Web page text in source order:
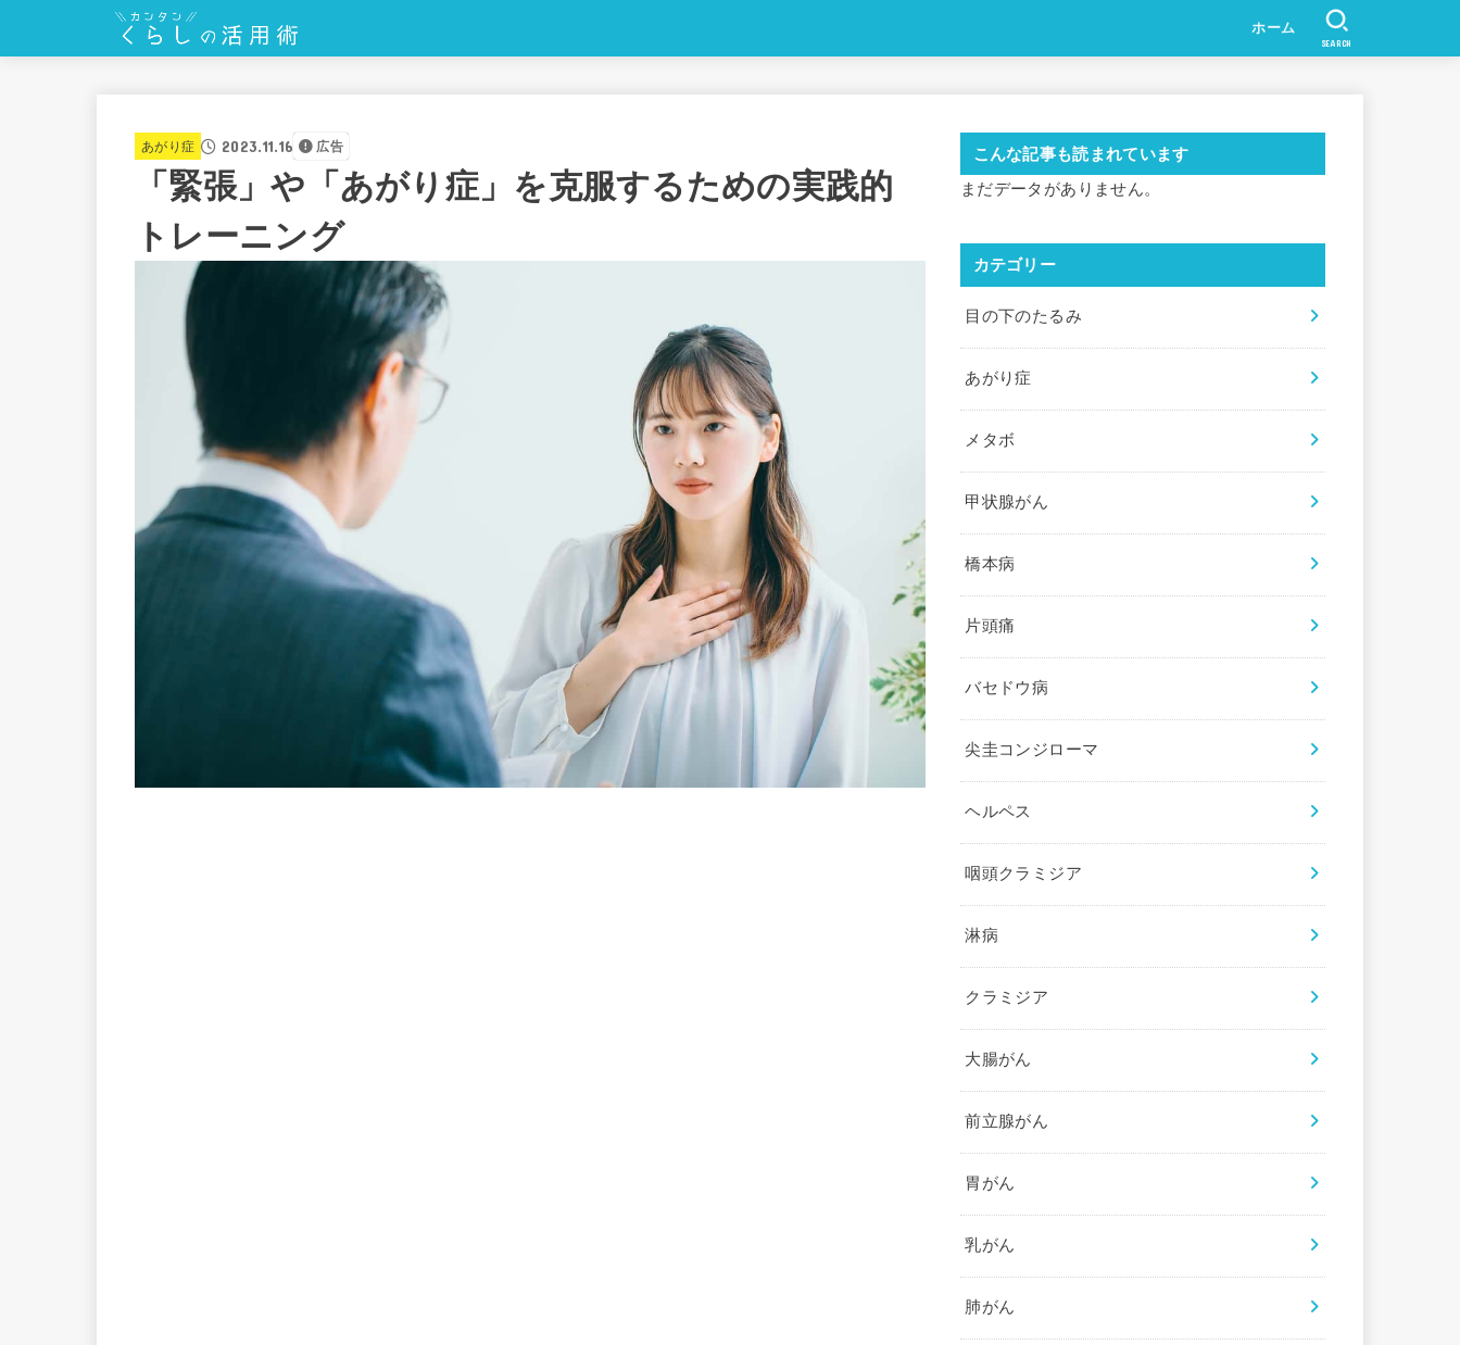
ホーム
SEARCH
あがり症 2023.11.16 広告
「緊張」や「あがり症」を克服するための実践的
トレーニング
こんな記事も読まれています
まだデータがありません。
カテゴリー
目の下のたるみ
あがり症
メタボ
甲状腺がん
橋本病
片頭痛
バセドウ病
尖圭コンジローマ
ヘルペス
咽頭クラミジア
淋病
クラミジア
大腸がん
前立腺がん
胃がん
乳がん
肺がん